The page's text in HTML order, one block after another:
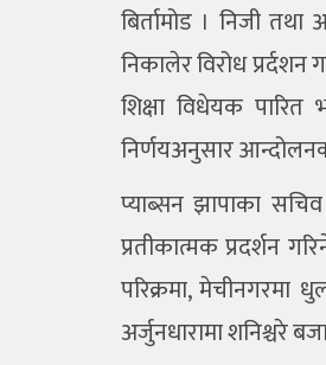
बिर्तामोड । निजी
निकालेर विरोध प्रर्दशन
शिक्षा विधेयक
निर्णयअनुसार
प्याब्सन झापाका
प्रतीकात्मक प्रदर्शन
परिक्रमा, मेचीनगरमा
अर्जुनधारामा शनिश्चरे